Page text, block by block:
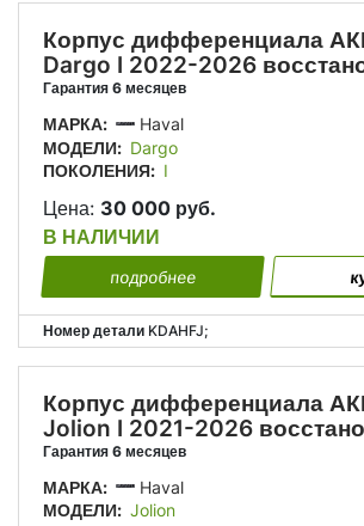
Корпус дифференциала
Dargo I 2022-2026
Гарантия 6 месяцев
МАРКА:
Haval
МОДЕЛИ: Dargo
ПОКОЛЕНИЯ: I
Цена: 30 000 руб.
В НАЛИЧИИ
подробнее
Номер детали KDAHFJ;
Корпус дифференциала
Jolion I 2021-2026
Гарантия 6 месяцев
МАРКА:
Haval
МОДЕЛИ: Jolion